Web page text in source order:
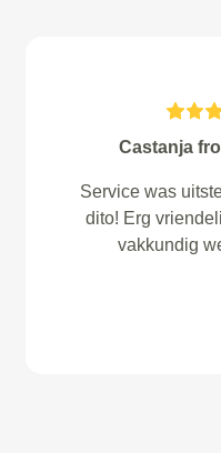
van den Hout
Fantastisch